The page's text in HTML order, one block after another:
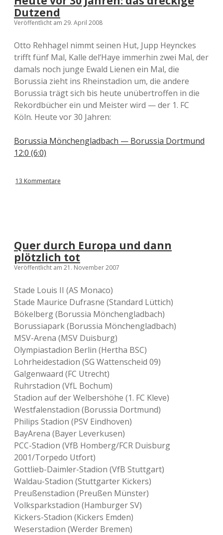
n
l
9
7
3
n
v
o
l
r
L
e
s
i
a
M
n
c
h
e
n
g
l
a
d
b
a
c
h
—
1
.
F
C
K
ö
l
n
Dutzend
Veröffentlicht am 29. April 2008
Otto Rehhagel nimmt seinen Hut, Jupp Heynckes
trifft fünf Mal, Kalle del‘Haye immerhin zwei Mal, der
damals noch junge Ewald Lienen ein Mal, die
Borussia zieht ins Rheinstadion um, die andere
Borussia trägt sich bis heute unübertroffen in die
Rekordbücher ein und Meister wird — der 1. FC
Köln. Heute vor 30 Jahren:
Borussia Mönchengladbach — Borussia Dortmund
12:0 (6:0)
13 Kommentare
Quer durch Europa und dann
plötzlich tot
Veröffentlicht am 21. November 2007
Stade Louis II (AS Monaco)
Stade Maurice Dufrasne (Standard Lüttich)
Bökelberg (Borussia Mönchengladbach)
Borussiapark (Borussia Mönchengladbach)
MSV-Arena (MSV Duisburg)
Olympiastadion Berlin (Hertha BSC)
Lohrheidestadion (SG Wattenscheid 09)
Galgenwaard (FC Utrecht)
Ruhrstadion (VfL Bochum)
Stadion auf der Welbershöhe (1. FC Kleve)
Westfalenstadion (Borussia Dortmund)
Philips Stadion (PSV Eindhoven)
BayArena (Bayer Leverkusen)
PCC-Stadion (VfB Homberg/FCR Duisburg
2001/Torpedo Utfort)
Gottlieb-Daimler-Stadion (VfB Stuttgart)
Waldau-Stadion (Stuttgarter Kickers)
Preußenstadion (Preußen Münster)
Volksparkstadion (Hamburger SV)
Kickers-Stadion (Kickers Emden)
Weserstadion (Werder Bremen)